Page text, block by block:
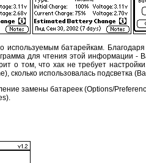
используемым батарейкам.
для чтения этой информации -
о том, что хак не требует
сколько использовалась подсветка
замены батареек (Options/